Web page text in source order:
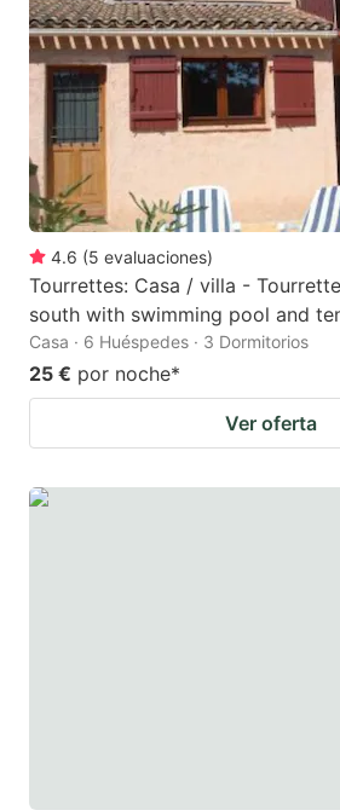
4.6 (5 evaluaciones)
Tourrettes: Casa / villa -
south with swimming pool and
Casa · 6 Huéspedes · 3 Dormitorios
25 € por noche*
Ver oferta